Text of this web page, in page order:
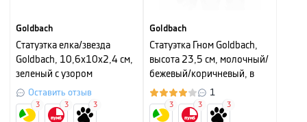
Goldbach
Cтатуэтка елка/звезда
Goldbach, 10,6х10х2,4 см,
зеленый с узором
Оставить отзыв
3 3 3
Goldbach
Cтатуэтка Гном Goldbach,
высота 23,5 см, молочный/
бежевый/коричневый, в
ассортименте 1
3 3 3